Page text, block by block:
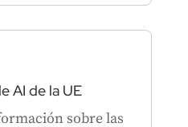
AI de la UE
sobre las